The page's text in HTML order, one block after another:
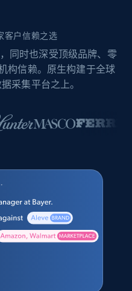
客户信赖之选
同时也深受顶级品牌、零
构信赖。原生构建于全球
采集平台之上。